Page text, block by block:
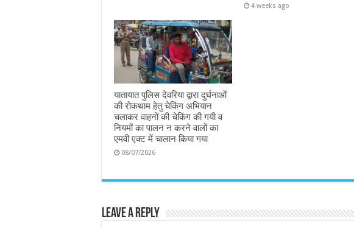
4 weeks ago
यातायात पुलिस देवरिया द्वारा दुर्घनाओं
की रोकथाम हेतु चेकिंग अभियान
चलाकर वाहनों की चेकिंग की गयी व
नियमों का पालन न करने वालों का
एमवी एक्ट में चालान किया गया
08/07/2026
Leave a Reply